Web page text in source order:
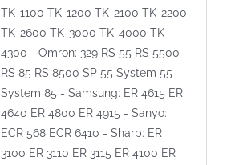
TK-1100 TK-1200 TK-2100 TK-2200
TK-2600 TK-3000 TK-4000 TK-
4300 - Omron: 329 RS 55 RS 5500
RS 85 RS 8500 SP 55 System 55
System 85 - Samsung: ER 4615 ER
4640 ER 4800 ER 4915 - Sanyo:
ECR 568 ECR 6410 - Sharp: ER
3100 ER 3110 ER 3115 ER 4100 ER